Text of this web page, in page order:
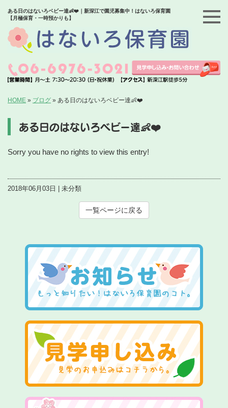
ある日のはないろベビー達👶❤️｜新深江で園児募集中！はないろ保育園
【月極保育・一時預かりも】
HOME » ブログ » ある日のはないろベビー達👶❤️
ある日のはないろベビー達👶❤️
Sorry you have no rights to view this entry!
2018年06月03日 | 未分類
一覧ページに戻る